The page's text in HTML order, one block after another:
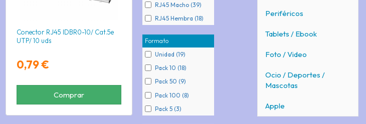
Periféricos
Tablets / Ebook
Foto / Video
Ocio / Deportes /
Mascotas
Apple
RJ45 Macho (39)
RJ45 Hembra (18)
Formato
Unidad (19)
Pack 10 (18)
Pack 50 (9)
Pack 100 (8)
Pack 5 (3)
Conector RJ45 IDBR0-10/ Cat.5e
UTP/ 10 uds
0,79 €
Comprar